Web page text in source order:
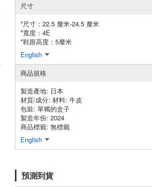
尺寸
*尺寸：22.5 釐米-24.5 釐米
*寬度：4E
*鞋跟高度：5釐米
English
商品規格
製造產地: 日本
材質/成分: 材料: 牛皮
包裝: 單獨的盒子
製造年份: 2024
商品標籤: 無標籤
English
預測到貨